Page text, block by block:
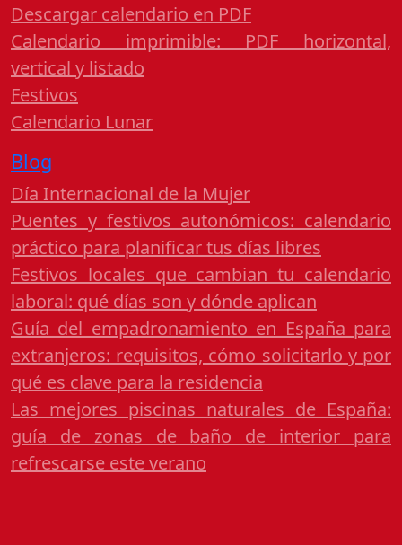
Descargar calendario en PDF
Calendario imprimible: PDF horizontal,
vertical y listado
Festivos
Calendario Lunar
Blog
Día Internacional de la Mujer
Puentes y festivos autonómicos: calendario
práctico para planificar tus días libres
Festivos locales que cambian tu calendario
laboral: qué días son y dónde aplican
Guía del empadronamiento en España para
extranjeros: requisitos, cómo solicitarlo y por
qué es clave para la residencia
Las mejores piscinas naturales de España:
guía de zonas de baño de interior para
refrescarse este verano